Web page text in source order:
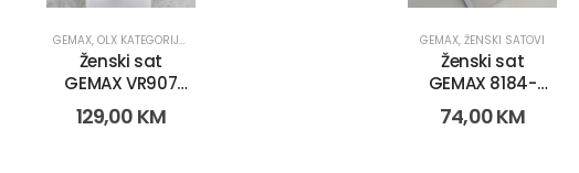
GEMAX, OLX KATEGORIJE ,
Ženski sat
GEMAX VR907
(15744)
129,00 KM
GEMAX,ŽENSKI SATOVI
Ženski sat
GEMAX 8184-
CR-DB (2305)
74,00KM